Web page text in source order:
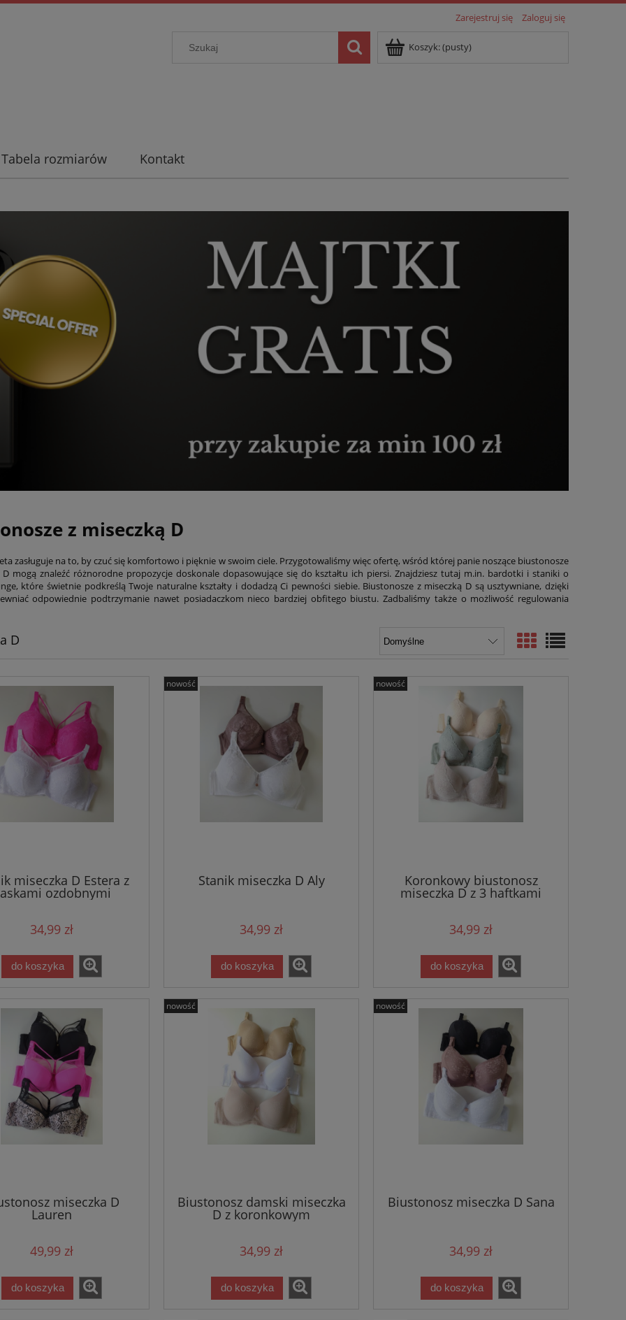
Zarejestruj się Zaloguj się
Koszyk:(pusty)
Tabela rozmiarów Kontakt
z miseczką D
zasługuje na to, by czuć się komfortowo i pięknie w swoim ciele. Przygotowaliśmy więc ofertę, wśród której panie noszące biustonosze
D mogą znaleźć różnorodne propozycje doskonale dopasowujące się do kształtu ich piersi. Znajdziesz tutaj m.in. bardotki i staniki o
które świetnie podkreślą Twoje naturalne kształty i dodadzą Ci pewności siebie. Biustonosze z miseczką D są usztywniane, dzięki
odpowiednie podtrzymanie nawet posiadaczkom nieco bardziej obfitego biustu. Zadbaliśmy także o możliwość regulowania
D
miseczka D Estera z
ozdobnymi
34,99 zł
do koszyka
Stanik miseczka D Aly
34,99 zł
do koszyka
nowość
Koronkowy biustonosz
miseczka D z 3 haftkami
34,99 zł
do koszyka
nowość
miseczka D
Lauren
49,99 zł
do koszyka
Biustonosz damski miseczka
D z koronkowym
wykończeniem Gilona
34,99 zł
do koszyka
nowość
Biustonosz miseczka D Sana
34,99 zł
do koszyka
nowość